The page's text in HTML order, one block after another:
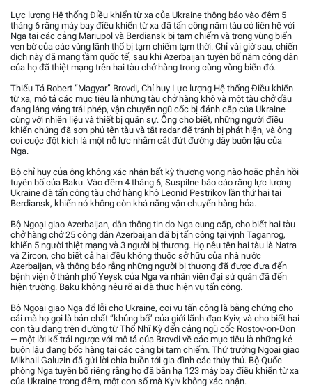
Lực lượng Hệ thống Điều khiển từ xa của Ukraine thông báo vào đêm 5
tháng 6 rằng máy bay điều khiển từ xa đã tấn công năm tàu có liên hệ với
Nga tại các cảng Mariupol và Berdiansk bị tạm chiếm và trong vùng biển
ven bờ của các vùng lãnh thổ bị tạm chiếm tạm thời. Chỉ vài giờ sau, chiến
dịch này đã mang tầm quốc tế, sau khi Azerbaijan tuyên bố năm công dân
của họ đã thiệt mạng trên hai tàu chở hàng trong cùng vùng biển đó.
Thiếu Tá Robert “Magyar” Brovdi, Chỉ huy Lực lượng Hệ thống Điều khiển
từ xa, mô tả các mục tiêu là những tàu chở hàng khô và một tàu chở dầu
đang lảng vảng trái phép, vận chuyển ngũ cốc bị đánh cắp của Ukraine
cùng với nhiên liệu và thiết bị quân sự. Ông cho biết, những người điều
khiển chúng đã sơn phủ tên tàu và tắt radar để tránh bị phát hiện, và ông
coi cuộc đột kích là một nỗ lực nhằm cắt đứt đường dây buôn lậu của
Nga.
Bộ chỉ huy của ông không xác nhận bất kỳ thương vong nào hoặc phản hồi
tuyên bố của Baku. Vào đêm 4 tháng 6, Suspilne báo cáo rằng lực lượng
Ukraine đã tấn công tàu chở hàng khô Leonid Pestrikov lần thứ hai tại
Berdiansk, khiến nó không còn khả năng vận chuyển hàng hóa.
Bộ Ngoại giao Azerbaijan, dẫn thông tin do Nga cung cấp, cho biết hai tàu
chở hàng chở 25 công dân Azerbaijan đã bị tấn công tại vịnh Taganrog,
khiến 5 người thiệt mạng và 3 người bị thương. Họ nêu tên hai tàu là Natra
và Zircon, cho biết cả hai đều không thuộc sở hữu của nhà nước
Azerbaijan, và thông báo rằng những người bị thương đã được đưa đến
bệnh viện ở thành phố Yeysk của Nga và nhân viên đại sứ quán đã đến
hiện trường. Baku không nêu rõ ai đã thực hiện vụ tấn công.
Bộ Ngoại giao Nga đổ lỗi cho Ukraine, coi vụ tấn công là bằng chứng cho
cái mà họ gọi là bản chất “khủng bố” của giới lãnh đạo Kyiv, và cho biết hai
con tàu đang trên đường từ Thổ Nhĩ Kỳ đến cảng ngũ cốc Rostov-on-Don
— một lời kể trái ngược với mô tả của Brovdi về các mục tiêu là những kẻ
buôn lậu đang bốc hàng tại các cảng bị tạm chiếm. Thứ trưởng Ngoại giao
Mikhail Galuzin đã gửi lời chia buồn tới gia đình các thủy thủ. Bộ Quốc
phòng Nga tuyên bố riêng rằng họ đã bắn hạ 123 máy bay điều khiển từ xa
của Ukraine trong đêm, một con số mà Kyiv không xác nhận.